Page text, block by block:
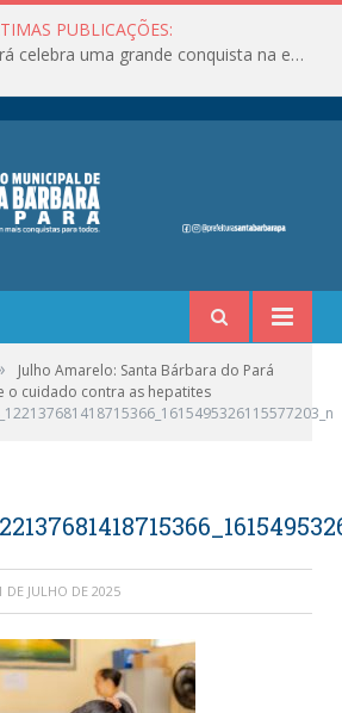
PUBLICAÇÕES:
Santa Bárbara do Pará celebra uma grande conquista na educação!
Julho Amarelo: Santa Bárbara do Pará
o cuidado contra as hepatites
DE JULHO DE 2025